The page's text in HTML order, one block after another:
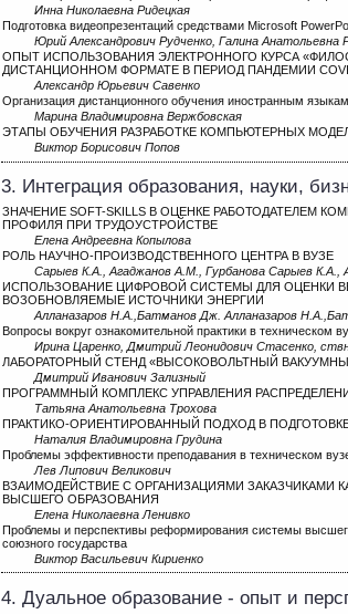
Инна Николаевна Ридецкая
Подготовка видеопрезентаций средствами Microsoft
Юрий Александрович Рудченко, Галина Анатольевна
ОПЫТ ИСПОЛЬЗОВАНИЯ ЭЛЕКТРОННОГО КУРСА
ДИСТАНЦИОННОМ ФОРМАТЕ В ПЕРИОД ПАНДЕМИИ
Александр Юрьевич Савенко
Организация дистанционного обучения иностранным
Марина Владимировна Вержбовская
ЭТАПЫ ОБУЧЕНИЯ РАЗРАБОТКЕ КОМПЬЮТЕРНЫХ
Виктор Борисович Попов
3. Интеграция образования, науки,
ЗНАЧЕНИЕ SOFT-SKILLS В ОЦЕНКЕ РАБОТОДАТЕЛЕМ
ПРОФИЛЯ ПРИ ТРУДОУСТРОЙСТВЕ
Елена Андреевна Копылова
РОЛЬ НАУЧНО-ПРОИЗВОДСТВЕННОГО ЦЕНТРА В ВУЗЕ
Сарыев К.А., Агаджанов А.М., Гурбанова Сарыев К.А.,
ИСПОЛЬЗОВАНИЕ ЦИФРОВОЙ СИСТЕМЫ ДЛЯ ОЦЕНКИ
ВОЗОБНОВЛЯЕМЫЕ ИСТОЧНИКИ ЭНЕРГИИ
Алланазаров Н.А.,Батманов Дж. Алланазаров
Вопросы вокруг ознакомительной практики в техническом
Ирина Царенко, Дмитрий Леонидович Стасенко,
ЛАБОРАТОРНЫЙ СТЕНД «ВЫСОКОВОЛЬТНЫЙ
Дмитрий Иванович Зализный
ПРОГРАММНЫЙ КОМПЛЕКС УПРАВЛЕНИЯ
Татьяна Анатольевна Трохова
ПРАКТИКО-ОРИЕНТИРОВАННЫЙ ПОДХОД В
Наталия Владимировна Грудина
Проблемы эффективности преподавания в техническом
Лев Липович Великович
ВЗАИМОДЕЙСТВИЕ С ОРГАНИЗАЦИЯМИ ЗАКАЗЧИКАМИ
ВЫСШЕГО ОБРАЗОВАНИЯ
Елена Николаевна Ленивко
Проблемы и перспективы реформирования системы
союзного государства
Виктор Васильевич Кириенко
4. Дуальное образование - опыт и